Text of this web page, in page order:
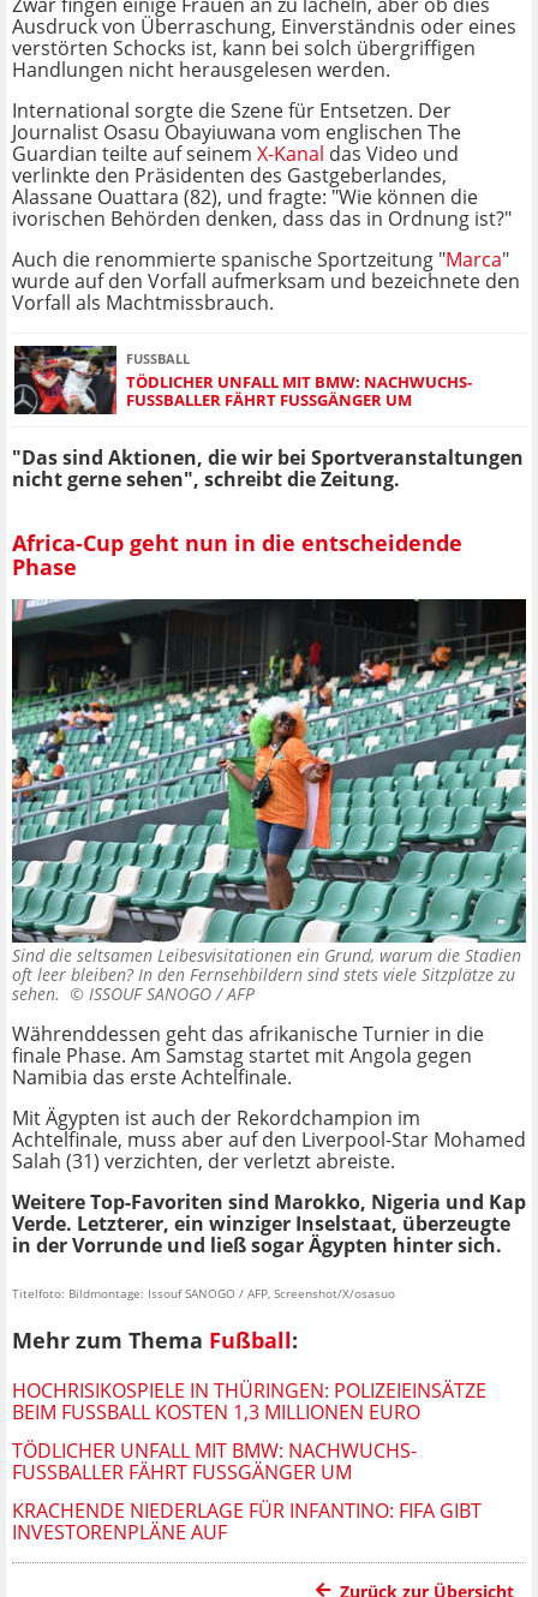
Zwar fingen einige Frauen an zu lächeln, aber ob dies
Ausdruck von Überraschung, Einverständnis oder eines
verstörten Schocks ist, kann bei solch übergriffigen
Handlungen nicht herausgelesen werden.
International sorgte die Szene für Entsetzen. Der
Journalist Osasu Obayiuwana vom englischen The
Guardian teilte auf seinem X-Kanal das Video und
verlinkte den Präsidenten des Gastgeberlandes,
Alassane Ouattara (82), und fragte: "Wie können die
ivorischen Behörden denken, dass das in Ordnung ist?"
Auch die renommierte spanische Sportzeitung "Marca"
wurde auf den Vorfall aufmerksam und bezeichnete den
Vorfall als Machtmissbrauch.
FUSSBALL
TÖDLICHER UNFALL MIT BMW: NACHWUCHS-
FUSSBALLER FÄHRT FUSSGÄNGER UM
"Das sind Aktionen, die wir bei Sportveranstaltungen
nicht gerne sehen", schreibt die Zeitung.
Africa-Cup geht nun in die entscheidende
Phase
Sind die seltsamen Leibesvisitationen ein Grund, warum die Stadien
oft leer bleiben? In den Fernsehbildern sind stets viele Sitzplätze zu
sehen. © ISSOUF SANOGO / AFP
Währenddessen geht das afrikanische Turnier in die
finale Phase. Am Samstag startet mit Angola gegen
Namibia das erste Achtelfinale.
Mit Ägypten ist auch der Rekordchampion im
Achtelfinale, muss aber auf den Liverpool-Star Mohamed
Salah (31) verzichten, der verletzt abreiste.
Weitere Top-Favoriten sind Marokko, Nigeria und Kap
Verde. Letzterer, ein winziger Inselstaat, überzeugte
in der Vorrunde und ließ sogar Ägypten hinter sich.
Titelfoto: Bildmontage: Issouf SANOGO / AFP, Screenshot/X/osasuo
Mehr zum Thema Fußball:
HOCHRISIKOSPIELE IN THÜRINGEN: POLIZEIEINSÄTZE
BEIM FUSSBALL KOSTEN 1,3 MILLIONEN EURO
TÖDLICHER UNFALL MIT BMW: NACHWUCHS-
FUSSBALLER FÄHRT FUSSGÄNGER UM
KRACHENDE NIEDERLAGE FÜR INFANTINO: FIFA GIBT
INVESTORENPLÄNE AUF
Zurück zur Übersicht